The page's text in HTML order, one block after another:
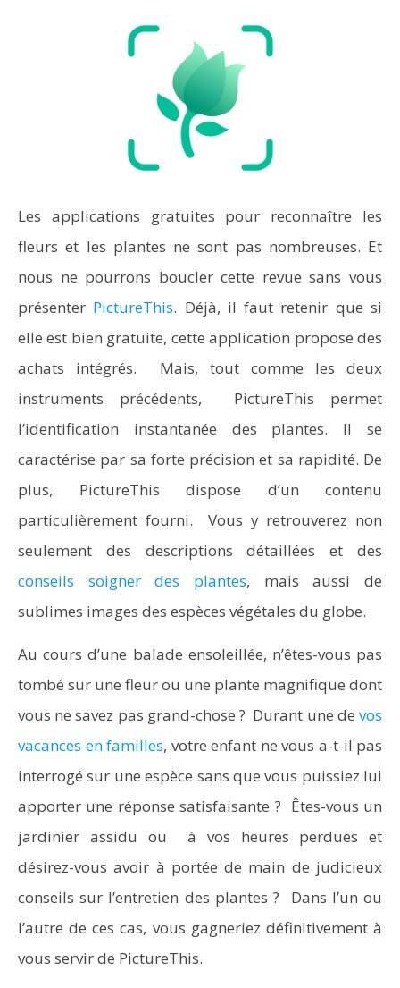
Les applications gratuites pour reconnaître les
fleurs et les plantes ne sont pas nombreuses. Et
nous ne pourrons boucler cette revue sans vous
présenter PictureThis. Déjà, il faut retenir que si
elle est bien gratuite, cette application propose des
achats intégrés. Mais, tout comme les deux
instruments précédents, PictureThis permet
l’identification instantanée des plantes. Il se
caractérise par sa forte précision et sa rapidité. De
plus, PictureThis dispose d’un contenu
particulièrement fourni. Vous y retrouverez non
seulement des descriptions détaillées et des
conseils soigner des plantes, mais aussi de
sublimes images des espèces végétales du globe.
Au cours d’une balade ensoleillée, n’êtes-vous pas
tombé sur une fleur ou une plante magnifique dont
vous ne savez pas grand-chose ? Durant une de vos
vacances en familles, votre enfant ne vous a-t-il pas
interrogé sur une espèce sans que vous puissiez lui
apporter une réponse satisfaisante ? Êtes-vous un
jardinier assidu ou à vos heures perdues et
désirez-vous avoir à portée de main de judicieux
conseils sur l’entretien des plantes ? Dans l’un ou
l’autre de ces cas, vous gagneriez définitivement à
vous servir de PictureThis.